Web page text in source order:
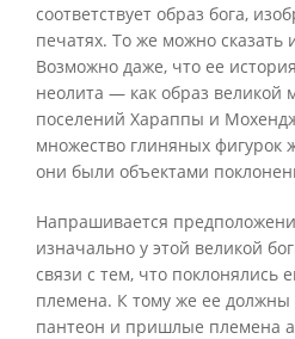
соответствует образ бога,
печатях. То же можно
Возможно даже, что ее
неолита — как образ великой
поселений Хараппы и
множество глиняных
они были объектами
Напрашивается
изначально у этой великой
связи с тем, что поклонялись
племена. К тому же ее
пантеон и пришлые племена